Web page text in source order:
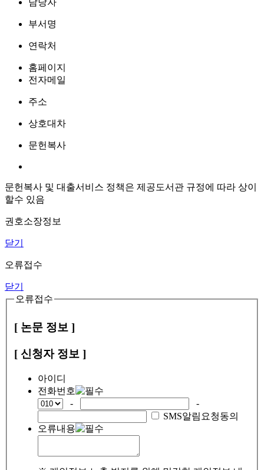
부서명
연락처
홈페이지
전자메일
주소
상호대차
문헌복사
문헌복사 및 대출서비스 정책은 제공도서관 규정에 따라 상이
할수 있음
권호소장정보
닫기
오류접수
닫기
오류접수
[ 논문 정보 ]
[ 신청자 정보 ]
아이디
전화번호
-
-
SMS알림요청동의
오류내용